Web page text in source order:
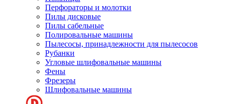
Перфораторы и молотки
Пилы дисковые
Пилы сабельные
Полировальные машины
Пылесосы, принадлежности для пылесосов
Рубанки
Угловые шлифовальные машины
Фены
Фрезеры
Шлифовальные машины